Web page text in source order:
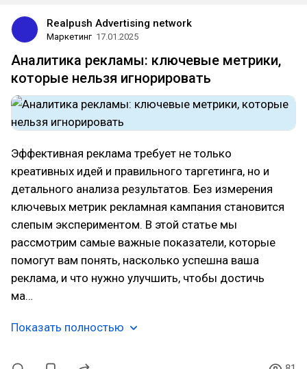
Realpush Advertising network
Маркетинг 17.01.2025
Аналитика рекламы: ключевые метрики,
которые нельзя игнорировать
Эффективная реклама требует не только
креативных идей и правильного таргетинга, но и
детального анализа результатов. Без измерения
ключевых метрик рекламная кампания становится
слепым экспериментом. В этой статье мы
рассмотрим самые важные показатели, которые
помогут вам понять, насколько успешна ваша
реклама, и что нужно улучшить, чтобы достичь
ма…
Показать полностью